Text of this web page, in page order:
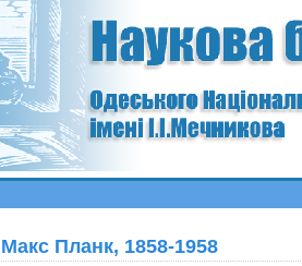
Макс Планк, 1858-1958